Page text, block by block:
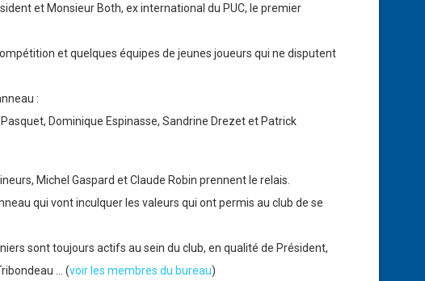
et Monsieur Both, ex international du PUC, le premier
et quelques équipes de jeunes joueurs qui ne disputent
:
Dominique Espinasse, Sandrine Drezet et Patrick
Michel Gaspard et Claude Robin prennent le relais.
qui vont inculquer les valeurs qui ont permis au club de se
sont toujours actifs au sein du club, en qualité de Président,
… (voir les membres du bureau)